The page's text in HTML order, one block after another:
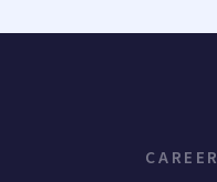
CAREER